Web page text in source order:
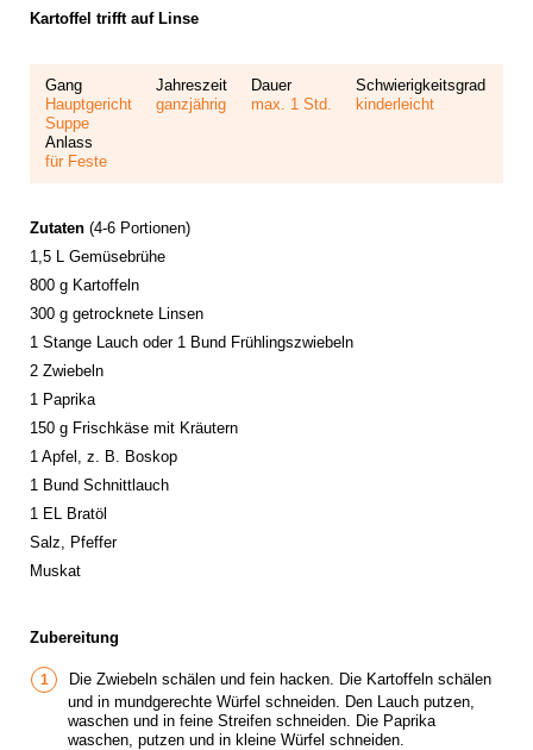
Kartoffel trifft auf Linse
Gang
Hauptgericht
Suppe
Jahreszeit
ganzjährig
Dauer
max. 1 Std.
Schwierigkeitsgrad
kinderleicht
Anlass
für Feste
Zutaten (4-6 Portionen)
1,5 L Gemüsebrühe
800 g Kartoffeln
300 g getrocknete Linsen
1 Stange Lauch oder 1 Bund Frühlingszwiebeln
2 Zwiebeln
1 Paprika
150 g Frischkäse mit Kräutern
1 Apfel, z. B. Boskop
1 Bund Schnittlauch
1 EL Bratöl
Salz, Pfeffer
Muskat
Zubereitung
Die Zwiebeln schälen und fein hacken. Die Kartoffeln schälen
und in mundgerechte Würfel schneiden. Den Lauch putzen,
waschen und in feine Streifen schneiden. Die Paprika
waschen, putzen und in kleine Würfel schneiden.